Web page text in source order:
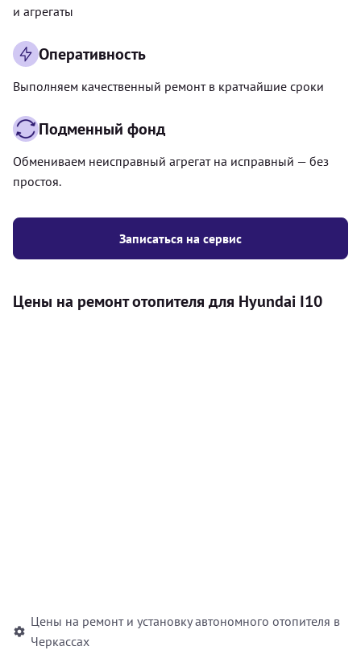
Записаться на сервис
и агрегаты
Оперативность
Выполняем качественный ремонт в кратчайшие сроки
Подменный фонд
Обмениваем неисправный агрегат на исправный — без
простоя.
Цены на ремонт отопителя для Hyundai I10
Цены на ремонт и установку автономного отопителя в
Черкассах